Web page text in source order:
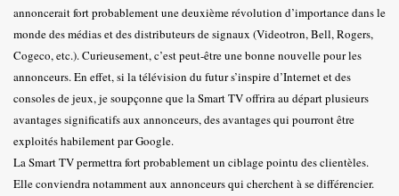
annoncerait fort probablement une deuxième révolution d’importance dans le
monde des médias et des distributeurs de signaux (Videotron, Bell, Rogers,
Cogeco, etc.). Curieusement, c’est peut-être une bonne nouvelle pour les
annonceurs. En effet, si la télévision du futur s’inspire d’Internet et des
consoles de jeux, je soupçonne que la Smart TV offrira au départ plusieurs
avantages significatifs aux annonceurs, des avantages qui pourront être
exploités habilement par Google.
La Smart TV permettra fort probablement un ciblage pointu des clientèles.
Elle conviendra notamment aux annonceurs qui cherchent à se différencier.